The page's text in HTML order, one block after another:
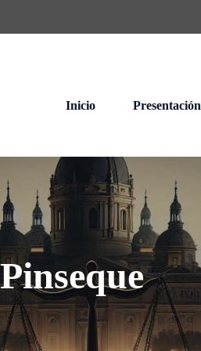
Inicio Presentación